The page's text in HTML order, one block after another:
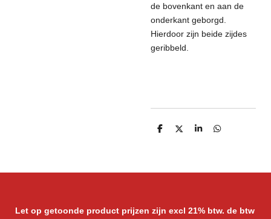
de bovenkant en aan de
onderkant geborgd.
Hierdoor zijn beide zijdes
geribbeld.
D
D
S
D
Let op getoonde product prijzen zijn excl 21% btw. de btw